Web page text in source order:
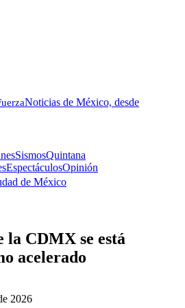
Noticias de México, desde
SismosQuintana
EspectáculosOpinión
de México
la CDMX se está
acelerado
2026